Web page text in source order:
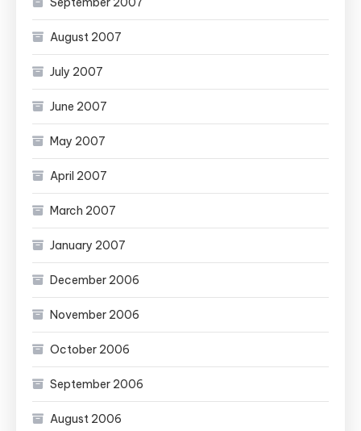
August 2007
July 2007
June 2007
May 2007
April 2007
March 2007
January 2007
December 2006
November 2006
October 2006
September 2006
August 2006